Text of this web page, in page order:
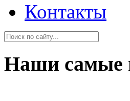
Контакты
Наши самые